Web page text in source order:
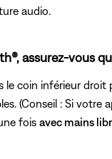
audio.
assurez-vous
coin inférieur
(Conseil : Si votre
fois avec mains